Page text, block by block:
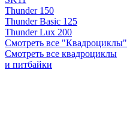
Thunder 150
Thunder Basic 125
Thunder Lux 200
Смотреть все "Квадроциклы"
Смотреть все квадроциклы
и питбайки